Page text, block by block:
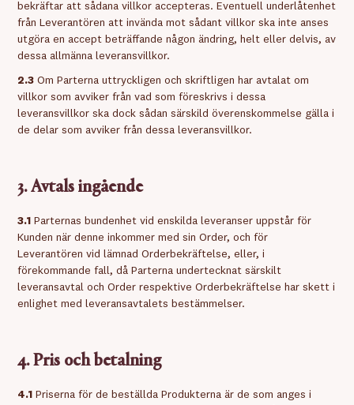
bekräftar att sådana villkor accepteras. Eventuell underlåtenhet
från Leverantören att invända mot sådant villkor ska inte anses
utgöra en accept beträffande någon ändring, helt eller delvis, av
dessa allmänna leveransvillkor.
2.3 Om Parterna uttryckligen och skriftligen har avtalat om
villkor som avviker från vad som föreskrivs i dessa
leveransvillkor ska dock sådan särskild överenskommelse gälla i
de delar som avviker från dessa leveransvillkor.
3. Avtals ingående
3.1 Parternas bundenhet vid enskilda leveranser uppstår för
Kunden när denne inkommer med sin Order, och för
Leverantören vid lämnad Orderbekräftelse, eller, i
förekommande fall, då Parterna undertecknat särskilt
leveransavtal och Order respektive Orderbekräftelse har skett i
enlighet med leveransavtalets bestämmelser.
4. Pris och betalning
4.1 Priserna för de beställda Produkterna är de som anges i